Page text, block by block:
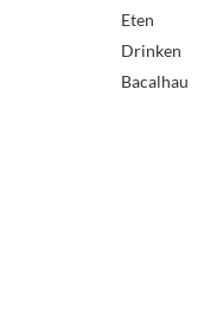
Eten
Drinken
Bacalhau